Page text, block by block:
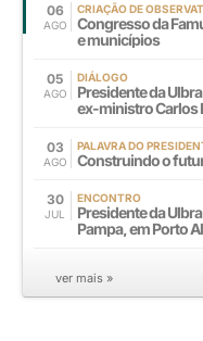
06
AGO
CRIAÇÃO DE
Congresso da
e municípios
05
AGO
DIÁLOGO
Presidente da
ex-ministro Carlos
03
AGO
PALAVRA DO
Construindo o
30
JUL
ENCONTRO
Presidente da
Pampa, em Porto
ver mais »